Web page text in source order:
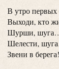
В утро первых
Выходи, кто
Шурши,
Шелести,
Звени в берега!